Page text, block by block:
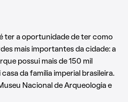
ter a oportunidade de ter como
mais importantes da cidade: a
possui mais de 150 mil
da família imperial brasileira.
Nacional de Arqueologia e